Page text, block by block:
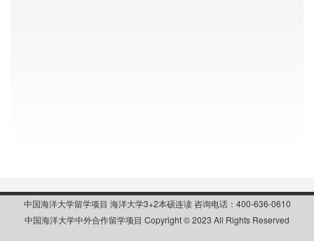
中国海洋大学留学项目 海洋大学3+2本硕连读 咨询电话：400-636-0610
中国海洋大学中外合作留学项目 Copyright © 2023 All Rights Reserved